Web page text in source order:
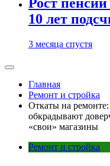
10 лет
3 месяца спустя
Главная
Ремонт и стройка
Откаты на
обкрадывают
«свои» магазины
Ремонт и стройка